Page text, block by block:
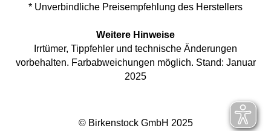
* Unverbindliche Preisempfehlung des Herstellers
Weitere Hinweise
Irrtümer, Tippfehler und technische Änderungen
vorbehalten. Farbabweichungen möglich. Stand: Januar
2025
© Birkenstock GmbH 2025